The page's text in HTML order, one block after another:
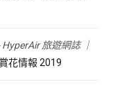
旅遊網誌 ｜
花情報 2019